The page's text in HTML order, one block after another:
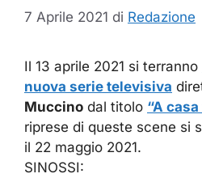
7 Aprile 2021 di Redazione
Il 13 aprile 2021 si terranno
nuova serie televisiva
Muccino dal titolo “A
riprese di queste scene si
il 22 maggio 2021.
SINOSSI: